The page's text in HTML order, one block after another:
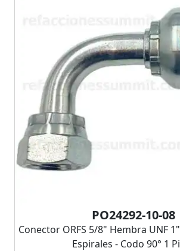
PO24292-10-08
Conector ORFS 5/8" Hembra UNF
Espirales - Codo 90° 1